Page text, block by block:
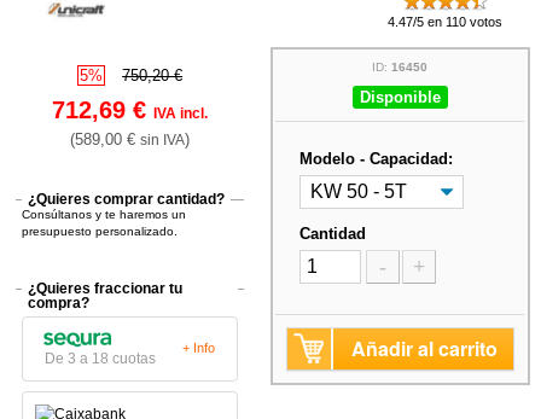
4.47/5 en 110 votos
5% 750,20 €
712,69 €IVA incl.
(589,00 €sin IVA)
¿Quieres comprar cantidad?
Consúltanos y te haremos un
presupuesto personalizado.
¿Quieres fraccionar tu
compra?
De 3 a 18 cuotas
+ Info
ID:16450
Disponible
Modelo - Capacidad:
Cantidad
- +
Añadir al carrito